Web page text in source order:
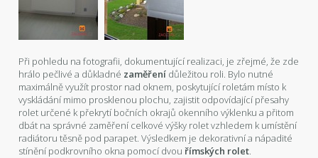
Při pohledu na fotografii, dokumentující realizaci, je zřejmé, že zde
hrálo pečlivé a důkladné zaměření důležitou roli. Bylo nutné
maximálně využít prostor nad oknem, poskytující roletám místo k
vyskládání mimo prosklenou plochu, zajistit odpovídající přesahy
rolet určené k překrytí bočních okrajů okenního výklenku a přitom
dbát na správné zaměření celkové výšky rolet vzhledem k umístění
radiátoru těsně pod parapet. Výsledkem je dekorativní a nápadité
stínění podkrovního okna pomocí dvou římských rolet.